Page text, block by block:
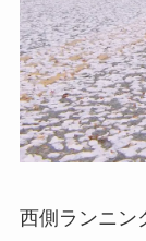
西側ランニン